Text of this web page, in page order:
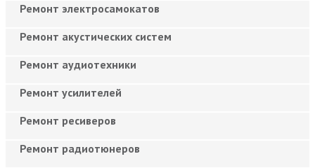
Ремонт электросамокатов
Ремонт акустических систем
Ремонт аудиотехники
Ремонт усилителей
Ремонт ресиверов
Ремонт радиотюнеров